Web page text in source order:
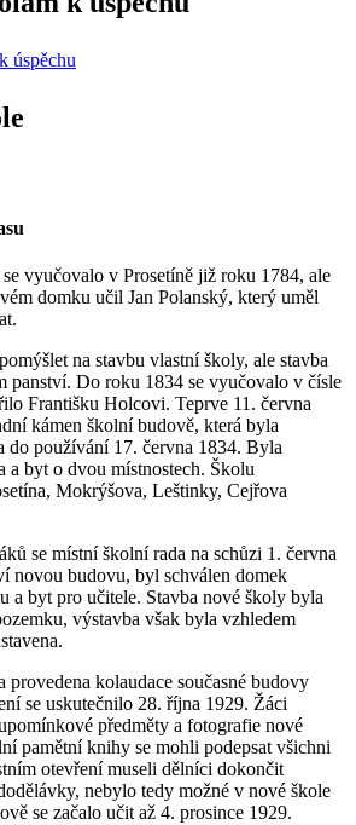
vyučovalo v Prosetíně již roku 1784, ale
domku učil Jan Polanský, který uměl
na stavbu vlastní školy, ale stavba
panství. Do roku 1834 se vyučovalo v čísle
Františku Holcovi. Teprve 11. června
kámen školní budově, která byla
do používání 17. června 1834. Byla
a byt o dvou místnostech. Školu
Mokrýšova, Leštinky, Cejřova
se místní školní rada na schůzi 1. června
novou budovu, byl schválen domek
a byt pro učitele. Stavba nové školy byla
výstavba však byla vzhledem
kolaudace současné budovy
se uskutečnilo 28. října 1929. Žáci
předměty a fotografie nové
pamětní knihy se mohli podepsat všichni
otevření museli dělníci dokončit
nebylo tedy možné v nové škole
se začalo učit až 4. prosince 1929.